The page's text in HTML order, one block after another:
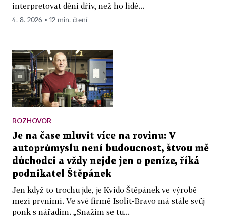
interpretovat dění dřív, než ho lidé...
4. 8. 2026 ▪ 12 min. čtení
ROZHOVOR
Je na čase mluvit více na rovinu: V
autoprůmyslu není budoucnost, štvou mě
důchodci a vždy nejde jen o peníze, říká
podnikatel Štěpánek
Jen když to trochu jde, je Kvido Štěpánek ve výrobě
mezi prvními. Ve své firmě Isolit-Bravo má stále svůj
ponk s nářadím. „Snažím se tu...